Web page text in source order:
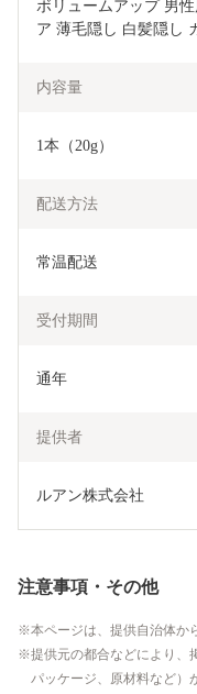
ボリュームアップ 男
ア 薄毛隠し 白髪隠し
内容量
1本（20g）
配送方法
常温配送
受付期間
通年
提供者
ルアン株式会社
注意事項・その他
本ページは、提供自治体か
提供元の都合などにより、
パッケージ、原材料など）